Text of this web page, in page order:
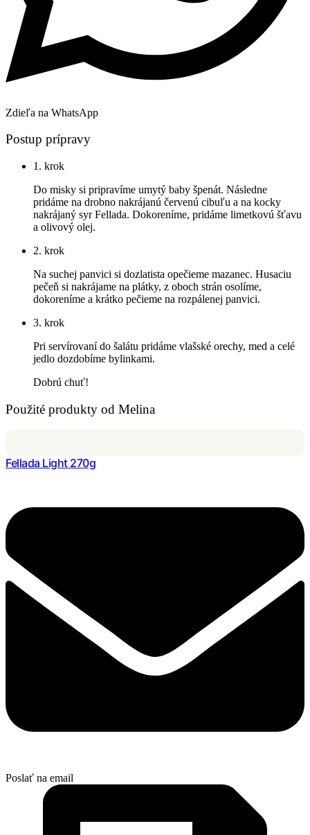
Zdieľa na WhatsApp
Postup prípravy
1. krok
Do misky si pripravíme umytý baby špenát. Následne
pridáme na drobno nakrájanú červenú cibuľu a na kocky
nakrájaný syr Fellada. Dokoreníme, pridáme limetkovú šťavu
a olivový olej.
2. krok
Na suchej panvici si dozlatista opečieme mazanec. Husaciu
pečeň si nakrájame na plátky, z oboch strán osolíme,
dokoreníme a krátko pečieme na rozpálenej panvici.
3. krok
Pri servírovaní do šalátu pridáme vlašské orechy, med a celé
jedlo dozdobíme bylinkami.
Dobrú chuť!
Použité produkty od Melina
Fellada Light 270g
Poslať na email